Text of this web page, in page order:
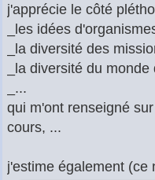
j'apprécie le côté
_les idées
_la diversité des
_la diversité du
_...
qui m'ont renseigné
cours, ...
j'estime également (ce